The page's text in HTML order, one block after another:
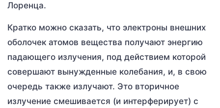
Лоренца.
Кратко можно сказать, что электроны внешних
оболочек атомов вещества получают энергию
падающего излучения, под действием которой
совершают вынужденные колебания, и, в свою
очередь также излучают. Это вторичное
излучение смешивается (и интерферирует) с